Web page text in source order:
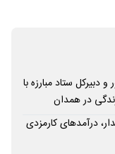
دبیرکل ستاد مبارزه با
در همدان
درآمدهای کارمزدی